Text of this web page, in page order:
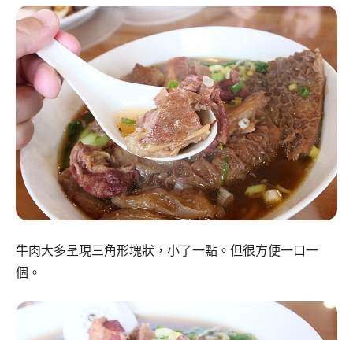
牛肉大多呈現三角形塊狀，小了一點。但很方便一口一
個。